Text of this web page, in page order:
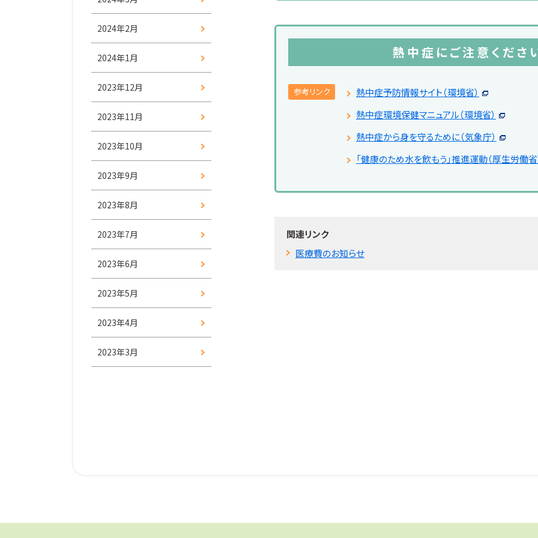
熱中症にご注意くださ
参考リンク
熱中症予防情報サイト（環境省）
熱中症環境保健マニュアル（環境省）
熱中症から身を守るために（気象庁）
「健康のため水を飲もう」推進運動（厚生労働省
関連リンク
医療費のお知らせ
2024年2月
2024年1月
2023年12月
2023年11月
2023年10月
2023年9月
2023年8月
2023年7月
2023年6月
2023年5月
2023年4月
2023年3月